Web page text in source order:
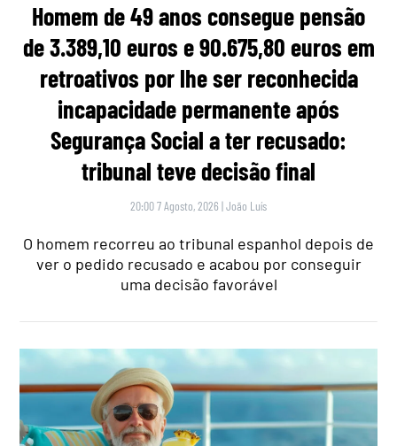
Homem de 49 anos consegue pensão
de 3.389,10 euros e 90.675,80 euros em
retroativos por lhe ser reconhecida
incapacidade permanente após
Segurança Social a ter recusado:
tribunal teve decisão final
20:00 7 Agosto, 2026 |João Luís
O homem recorreu ao tribunal espanhol depois de
ver o pedido recusado e acabou por conseguir
uma decisão favorável